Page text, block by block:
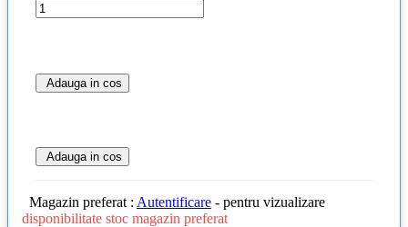
Adauga in cos
Adauga in cos
Magazin preferat : Autentificare - pentru vizualizare
disponibilitate stoc magazin preferat